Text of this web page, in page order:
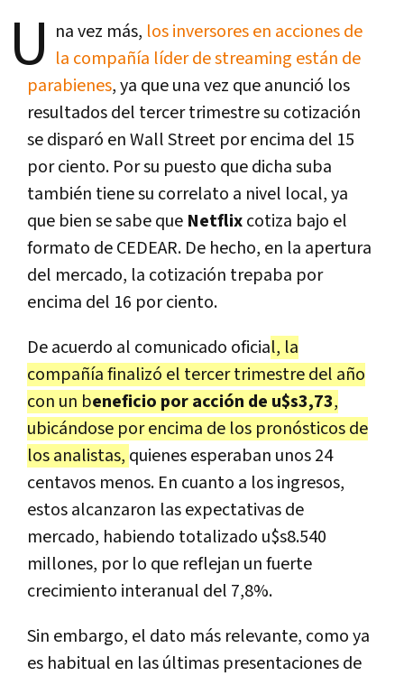
U na vez más, los inversores en acciones de
la compañía líder de streaming están de
parabienes, ya que una vez que anunció los
resultados del tercer trimestre su cotización
se disparó en Wall Street por encima del 15
por ciento. Por su puesto que dicha suba
también tiene su correlato a nivel local, ya
que bien se sabe que Netflixcotiza bajo el
formato de CEDEAR. De hecho, en la apertura
del mercado, la cotización trepaba por
encima del 16 por ciento.
De acuerdo al comunicado oficial, la
compañía finalizó el tercer trimestre del año
con un beneficio por acción de u$s3,73,
ubicándose por encima de los pronósticos de
los analistas, quienes esperaban unos 24
centavos menos. En cuanto a los ingresos,
estos alcanzaron las expectativas de
mercado, habiendo totalizado u$s8.540
millones, por lo que reflejan un fuerte
crecimiento interanual del 7,8%.
Sin embargo, el dato más relevante, como ya
es habitual en las últimas presentaciones de